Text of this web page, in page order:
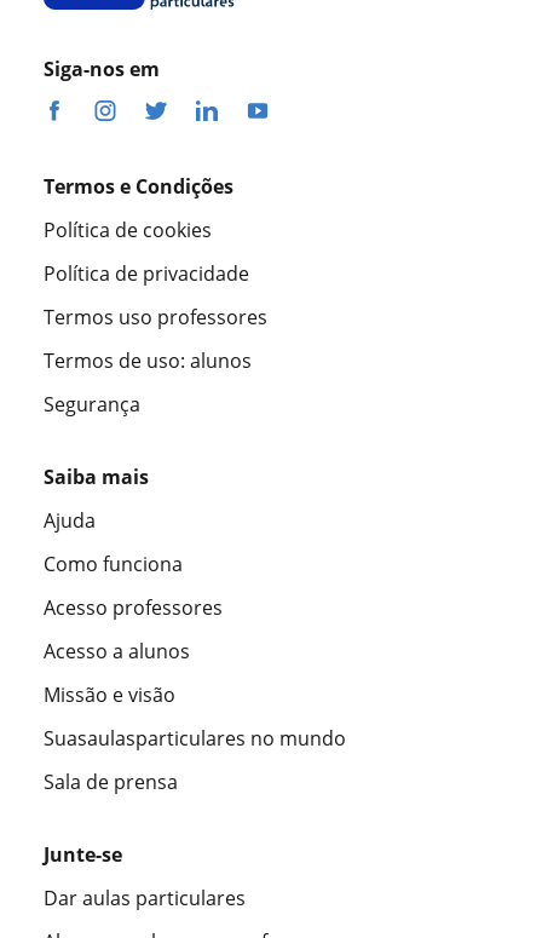
Siga-nos em
Termos e Condições
Política de cookies
Política de privacidade
Termos uso professores
Termos de uso: alunos
Segurança
Saiba mais
Ajuda
Como funciona
Acesso professores
Acesso a alunos
Missão e visão
Suasaulasparticulares no mundo
Sala de prensa
Junte-se
Dar aulas particulares